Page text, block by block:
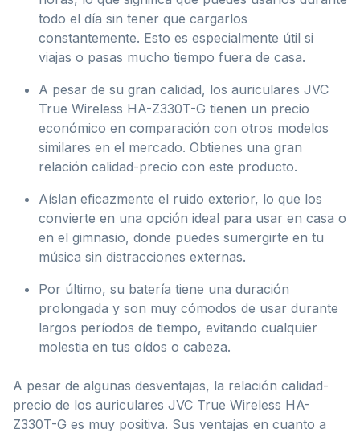
todo el día sin tener que cargarlos
constantemente. Esto es especialmente útil si
viajas o pasas mucho tiempo fuera de casa.
A pesar de su gran calidad, los auriculares JVC
True Wireless HA-Z330T-G tienen un precio
económico en comparación con otros modelos
similares en el mercado. Obtienes una gran
relación calidad-precio con este producto.
Aíslan eficazmente el ruido exterior, lo que los
convierte en una opción ideal para usar en casa o
en el gimnasio, donde puedes sumergirte en tu
música sin distracciones externas.
Por último, su batería tiene una duración
prolongada y son muy cómodos de usar durante
largos períodos de tiempo, evitando cualquier
molestia en tus oídos o cabeza.
A pesar de algunas desventajas, la relación calidad-
precio de los auriculares JVC True Wireless HA-
Z330T-G es muy positiva. Sus ventajas en cuanto a